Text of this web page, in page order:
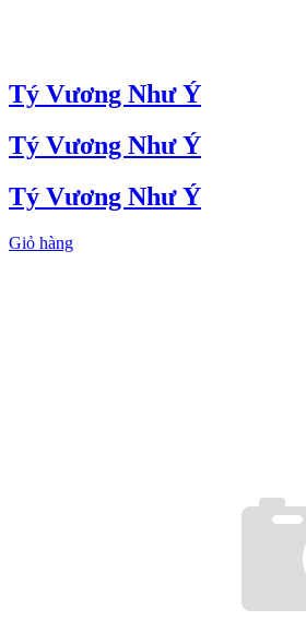
Tý Vương Như Ý
Tý Vương Như Ý
Tý Vương Như Ý
Giỏ hàng